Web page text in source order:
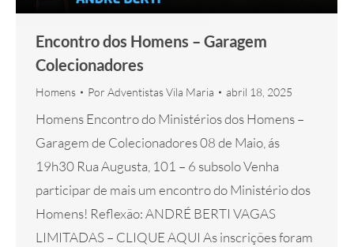
Encontro dos Homens – Garagem
Colecionadores
Homens Por Adventistas Vila Maria abril 18, 2025
Homens Encontro do Ministérios dos Homens –
Garagem de Colecionadores 08 de Maio, ás
19h30 Rua Augusta, 101 – 6 subsolo Venha
participar de mais um encontro do Ministério dos
Homens! Reflexão: ANDRÉ BERTI VAGAS
LIMITADAS – CLIQUE AQUI As inscrições foram